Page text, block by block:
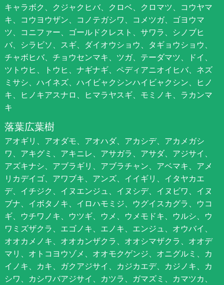
キャラボク、クジャクヒバ、クロベ、クロマツ、コウヤマ
キ、コウヨウザン、コノテガシワ、コメツガ、ゴヨウマ
ツ、コニファー、ゴールドクレスト、サワラ、シノブヒ
バ、シラビソ、スギ、ダイオウショウ、タギョウショウ、
チャボヒバ、チョウセンマキ、ツガ、テーダマツ、ドイ、
ツトウヒ、トウヒ、ナギナギ、ペディアニオイヒバ、ネズ
ミサシ、ハイネズ、ハイビャクシンハイビャクシン、ヒノ
キ、ヒノキアスナロ、ヒマラヤスギ、モミノキ、ラカンマ
キ
落葉広葉樹
アオギリ、アオダモ、アオハダ、アカシデ、アカメガシ
ワ、アキグミ、アキニレ、アサガラ、アサダ、アジサイ、
アズキナシ、アブラギリ、アブラチャン、アベマキ、アメ
リカデイゴ、アワブキ、アンズ、イイギリ、イタヤカエ
デ、イチジク、イヌエンジュ、イヌシデ、イヌビワ、イヌ
ブナ、イボタノキ、イロハモミジ、ウグイスカグラ、ウコ
ギ、ウチワノキ、ウツギ、ウメ、ウメモドキ、ウルシ、ウ
ワミズザクラ、エゴノキ、エノキ、エンジュ、オウバイ、
オオカメノキ、オオカンザクラ、オオシマザクラ、オオデ
マリ、オトコヨウゾメ、オオモクゲンジ、オニグルミ、カ
イノキ、カキ、ガクアジサイ、カジカエデ、カジノキ、カ
シワ、カシワバアジサイ、カツラ、ガマズミ、カマツカ、